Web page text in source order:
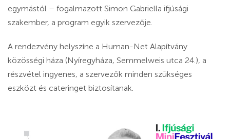
egymástól – fogalmazott Simon Gabriella ifjúsági
szakember, a program egyik szervezője.
A rendezvény helyszíne a Human-Net Alapítvány
közösségi háza (Nyíregyháza, Semmelweis utca 24.), a
részvétel ingyenes, a szervezők minden szükséges
eszközt és cateringet biztosítanak.